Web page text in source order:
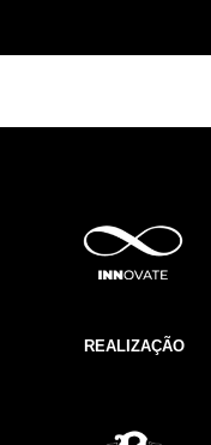
REALIZAÇÃO